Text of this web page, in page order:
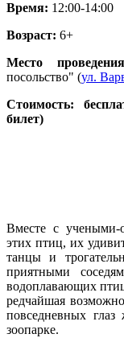
Время: 12:00-14:00
Возраст: 6+
Место
посольство" (ул.
Стоимость:
билет)
Вместе с учеными-
этих птиц, их
танцы и
приятными
водоплавающих
редчайшая
повседневных
зоопарке.